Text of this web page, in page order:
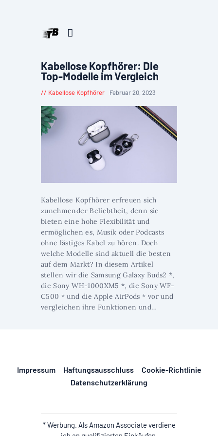
Kabellose Kopfhörer: Die
Top-Modelle im Vergleich
Kabellose Kopfhörer Februar 20, 2023
Kabellose Kopfhörer erfreuen sich
zunehmender Beliebtheit, denn sie
bieten eine hohe Flexibilität und
ermöglichen es, Musik oder Podcasts
ohne lästiges Kabel zu hören. Doch
welche Modelle sind aktuell die besten
auf dem Markt? In diesem Artikel
stellen wir die Samsung Galaxy Buds2 *,
die Sony WH-1000XM5 *, die Sony WF-
C500 * und die Apple AirPods * vor und
vergleichen ihre Funktionen und…
Impressum Haftungsausschluss
Cookie-Richtlinie
Datenschutzerklärung
* Werbung. Als Amazon Associate verdiene